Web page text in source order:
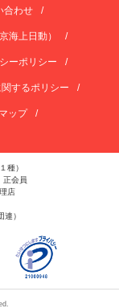
合わせ
海上日動）
ーポリシー
するポリシー
ップ
種）
正会員
店
）